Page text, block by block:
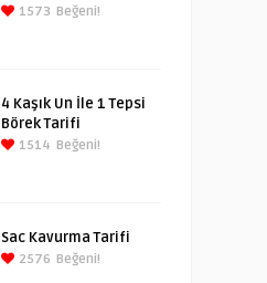
1573 Beğeni!
4 Kaşık Un İle 1 Tepsi
Börek Tarifi
1514 Beğeni!
Sac Kavurma Tarifi
2576 Beğeni!